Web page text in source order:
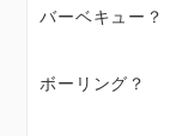
バーベキュー？
ボーリング？